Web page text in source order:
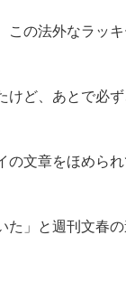
この法外なラッ
ど、あとで必
文章をほめら
」と週刊文春